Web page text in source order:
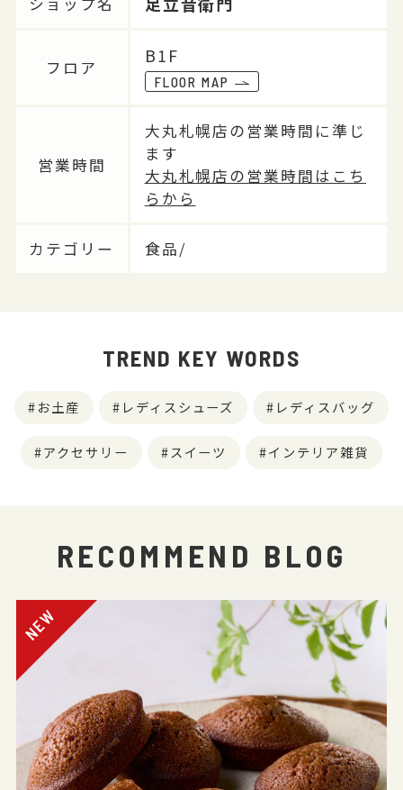
フロア
B1F
FLOOR MAP
営業時間
大丸札幌店の営業時間に準じ
ます
大丸札幌店の営業時間はこち
らから
カテゴリー 食品/
TREND KEY WORDS
お土産 レディスシューズ レディスバッグ
アクセサリー スイーツ インテリア雑貨
RECOMMEND BLOG